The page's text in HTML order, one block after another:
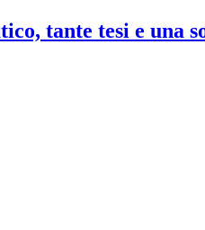
tante tesi e una